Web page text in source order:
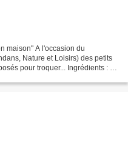
maison" A l'occasion du
Nature et Loisirs) des petits
pour troquer... Ingrédients : 3